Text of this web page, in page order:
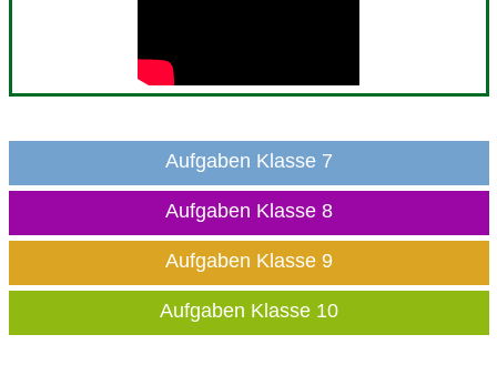
Aufgaben Klasse 7
Aufgaben Klasse 8
Aufgaben Klasse 9
Aufgaben Klasse 10